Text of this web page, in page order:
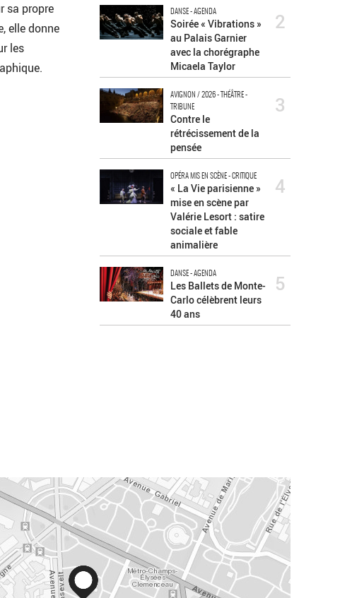
sa propre
elle donne
les
DANSE - AGENDA
Soirée « Vibrations »
au Palais Garnier
avec la chorégraphe
Micaela Taylor
2
AVIGNON / 2026 - THÉÂTRE -
TRIBUNE
Contre le
rétrécissement de la
pensée
3
OPÉRA MIS EN SCÈNE - CRITIQUE
« La Vie parisienne »
mise en scène par
Valérie Lesort : satire
sociale et fable
animalière
4
DANSE - AGENDA
Les Ballets de Monte-
Carlo célèbrent leurs
40 ans
5